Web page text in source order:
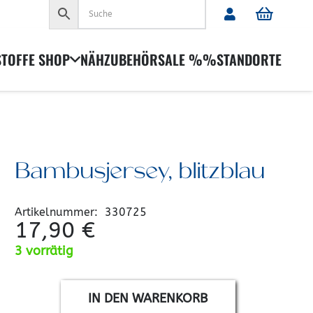
SHOP NÄHZUBEHÖRSALE %%STANDORTE
Bambusjersey, blitzblau
Artikelnummer: 330725
17,90 €
3 vorrätig
IN DEN WARENKORB